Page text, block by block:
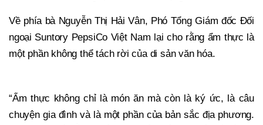
Về phía bà Nguyễn Thị Hải Vân, Phó Tổng Giám đốc Đối
ngoại Suntory PepsiCo Việt Nam lại cho rằng ẩm thực là
một phần không thể tách rời của di sản văn hóa.
“Ẩm thực không chỉ là món ăn mà còn là ký ức, là câu
chuyện gia đình và là một phần của bản sắc địa phương.